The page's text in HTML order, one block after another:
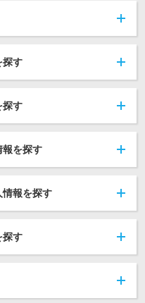
探す
探す
報を探す
情報を探す
探す